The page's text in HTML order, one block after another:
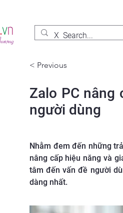
< Previous
Zalo PC nâng
người dùng
Nhằm đem đến những
nâng cấp hiệu năng và
tâm đến vấn đề người
dàng nhất.